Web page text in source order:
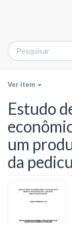
Ver item
Estudo
um
da